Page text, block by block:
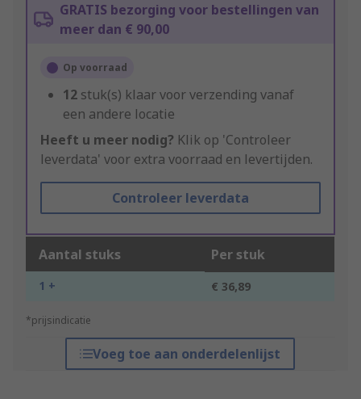
GRATIS bezorging voor bestellingen van
meer dan € 90,00
Op voorraad
12 stuk(s) klaar voor verzending vanaf
een andere locatie
Heeft u meer nodig? Klik op 'Controleer
leverdata' voor extra voorraad en levertijden.
Controleer leverdata
Aantal stuks Per stuk
1 + € 36,89
*prijsindicatie
Voeg toe aan onderdelenlijst